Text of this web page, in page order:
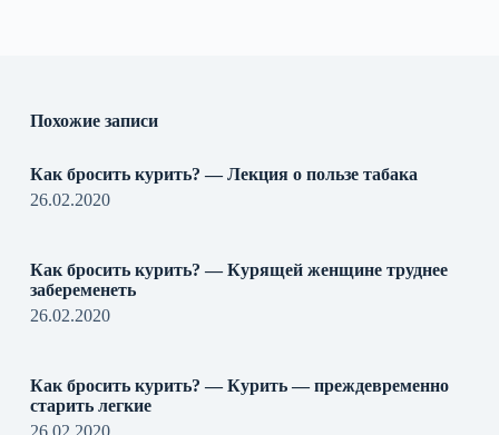
Похожие записи
Как бросить курить? — Лекция о пользе табака
26.02.2020
Как бросить курить? — Курящей женщине труднее
забеременеть
26.02.2020
Как бросить курить? — Курить — преждевременно
старить легкие
26.02.2020